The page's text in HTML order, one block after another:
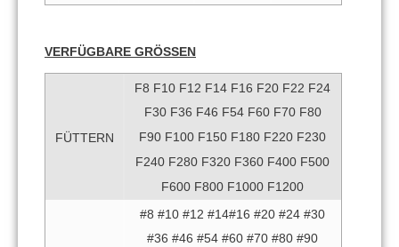
VERFÜGBARE GRÖSSEN
FÜTTERN
F8 F10 F12 F14 F16 F20 F22 F24
F30 F36 F46 F54 F60 F70 F80
F90 F100 F150 F180 F220 F230
F240 F280 F320 F360 F400 F500
F600 F800 F1000 F1200
#8 #10 #12 #14#16 #20 #24 #30
#36 #46 #54 #60 #70 #80 #90